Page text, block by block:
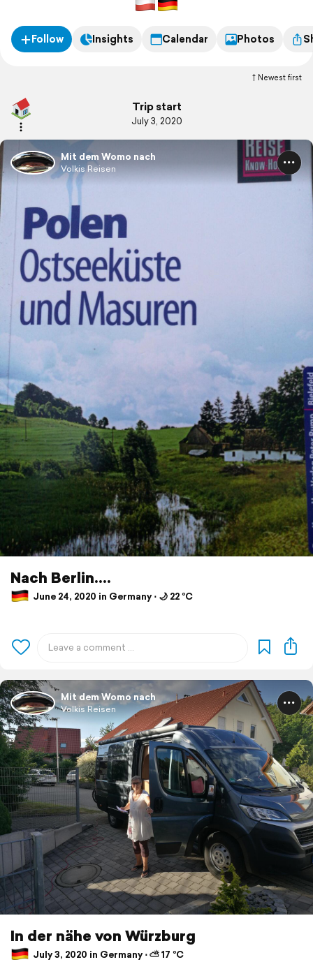
Follow Insights Calendar Photos
Newest first
Trip start
July 3, 2020
Mit dem Womo nach
Volkis Reisen
Nach Berlin....
June 24, 2020 in Germany ⋅ 🌙 22 °C
Mit dem Womo nach
Volkis Reisen
In der nähe von Würzburg
July 3, 2020 in Germany ⋅ ⛅ 17 °C